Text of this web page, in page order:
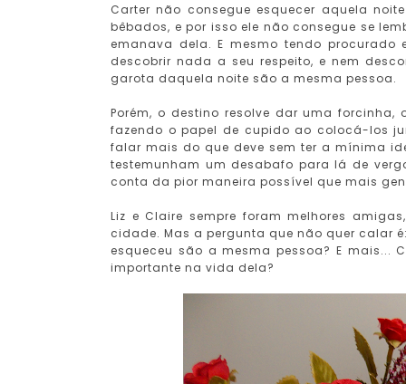
Carter não consegue esquecer aquela
bêbados, e por isso ele não consegue se
emanava dela. E mesmo tendo
descobrir nada a seu respeito, e nem
garota daquela noite são a mesma pessoa.
Porém, o destino resolve dar uma
fazendo o papel de cupido ao colocá-los
falar mais do que deve sem ter a mínima
testemunham um desabafo para lá de
conta da pior maneira possível que mais
Liz e Claire sempre foram melhores
cidade. Mas a pergunta que não quer calar
esqueceu são a mesma pessoa? E mais...
importante na vida dela?